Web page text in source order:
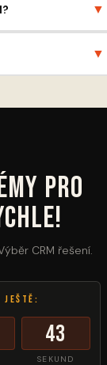
▼
▼
pro
CRM řešení.
ještě:
43
SEKUND